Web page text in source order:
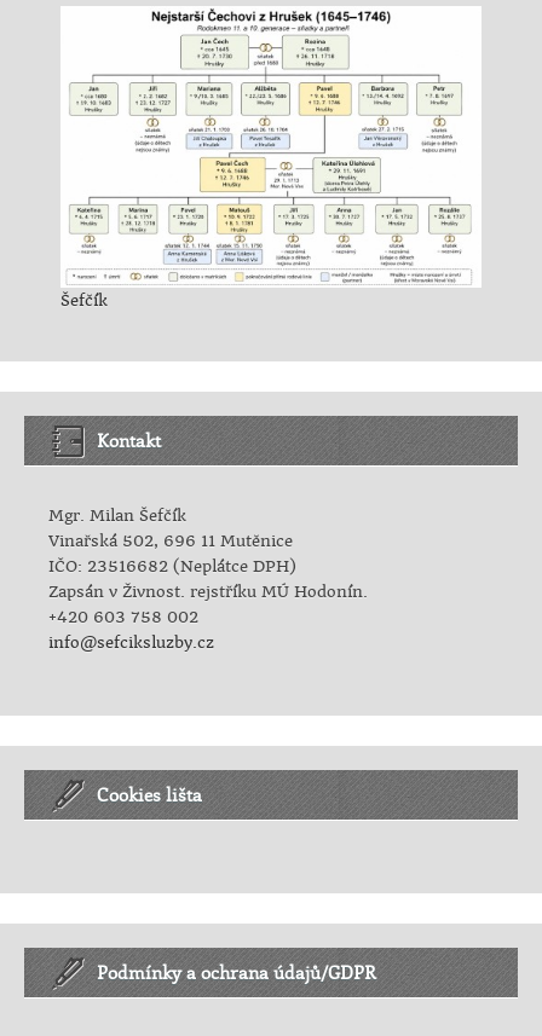
Šefčík
Kontakt
Mgr. Milan Šefčík
Vinařská 502, 696 11 Mutěnice
IČO: 23516682 (Neplátce DPH)
Zapsán v Živnost. rejstříku MÚ Hodonín.
+420 603 758 002
info@sefciksluzby.cz
Cookies lišta
Podmínky a ochrana údajů/GDPR